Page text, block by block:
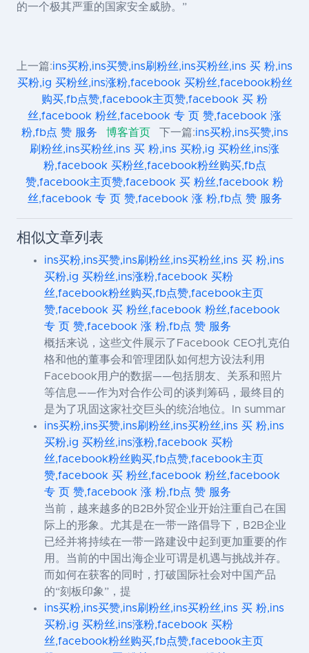
的一个极其严重的国家安全威胁。”
上一篇:ins买粉,ins买赞,ins刷粉丝,ins买粉丝,ins 买 粉,ins
买粉,ig 买粉丝,ins涨粉,facebook 买粉丝,facebook粉丝
购买,fb点赞,facebook主页赞,facebook 买 粉
丝,facebook 粉丝,facebook 专 页 赞,facebook 涨
粉,fb点 赞 服务
博客首页 下一篇:ins买粉,ins买赞,ins
刷粉丝,ins买粉丝,ins 买 粉,ins 买粉,ig 买粉丝,ins涨
粉,facebook 买粉丝,facebook粉丝购买,fb点
赞,facebook主页赞,facebook 买 粉丝,facebook 粉
丝,facebook 专 页 赞,facebook 涨 粉,fb点 赞 服务
相似文章列表
ins买粉,ins买赞,ins刷粉丝,ins买粉丝,ins 买 粉,ins
买粉,ig 买粉丝,ins涨粉,facebook 买粉
丝,facebook粉丝购买,fb点赞,facebook主页
赞,facebook 买 粉丝,facebook 粉丝,facebook
专 页 赞,facebook 涨 粉,fb点 赞 服务
概括来说，这些文件展示了Facebook CEO扎克伯
格和他的董事会和管理团队如何想方设法利用
Facebook用户的数据——包括朋友、关系和照片
等信息——作为对合作公司的谈判筹码，最终目的
是为了巩固这家社交巨头的统治地位。In summar
ins买粉,ins买赞,ins刷粉丝,ins买粉丝,ins 买 粉,ins
买粉,ig 买粉丝,ins涨粉,facebook 买粉
丝,facebook粉丝购买,fb点赞,facebook主页
赞,facebook 买 粉丝,facebook 粉丝,facebook
专 页 赞,facebook 涨 粉,fb点 赞 服务
当前，越来越多的B2B外贸企业开始注重自己在国
际上的形象。尤其是在一带一路倡导下，B2B企业
已经并将持续在一带一路建设中起到更加重要的作
用。当前的中国出海企业可谓是机遇与挑战并存。
而如何在获客的同时，打破国际社会对中国产品
的“刻板印象”，提
ins买粉,ins买赞,ins刷粉丝,ins买粉丝,ins 买 粉,ins
买粉,ig 买粉丝,ins涨粉,facebook 买粉
丝,facebook粉丝购买,fb点赞,facebook主页